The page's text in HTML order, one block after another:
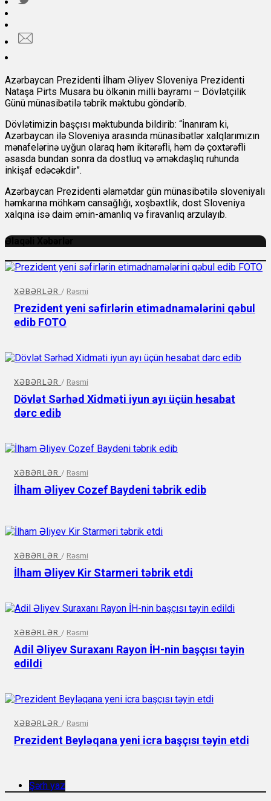
Azərbaycan Prezidenti İlham Əliyev Sloveniya Prezidenti
Nataşa Pirts Musara bu ölkənin milli bayramı – Dövlətçilik
Günü münasibətilə təbrik məktubu göndərib.
Dövlətimizin başçısı məktubunda bildirib: “İnanıram ki,
Azərbaycan ilə Sloveniya arasında münasibətlər xalqlarımızın
mənafelərinə uyğun olaraq həm ikitərəfli, həm də çoxtərəfli
əsasda bundan sonra da dostluq və əməkdaşlıq ruhunda
inkişaf edəcəkdir”.
Azərbaycan Prezidenti əlamətdar gün münasibətilə sloveniyalı
həmkarına möhkəm cansağlığı, xoşbəxtlik, dost Sloveniya
xalqına isə daim əmin-amanlıq və firavanlıq arzulayıb.
Əlaqəli Xəbərlər
XƏBƏRLƏR / Rəsmi
Prezident yeni səfirlərin etimadnamələrini qəbul
edib FOTO
XƏBƏRLƏR / Rəsmi
Dövlət Sərhəd Xidməti iyun ayı üçün hesabat
dərc edib
XƏBƏRLƏR / Rəsmi
İlham Əliyev Cozef Baydeni təbrik edib
XƏBƏRLƏR / Rəsmi
İlham Əliyev Kir Starmeri təbrik etdi
XƏBƏRLƏR / Rəsmi
Adil Əliyev Suraxanı Rayon İH-nin başçısı təyin
edildi
XƏBƏRLƏR / Rəsmi
Prezident Beyləqana yeni icra başçısı təyin etdi
Şərh yaz